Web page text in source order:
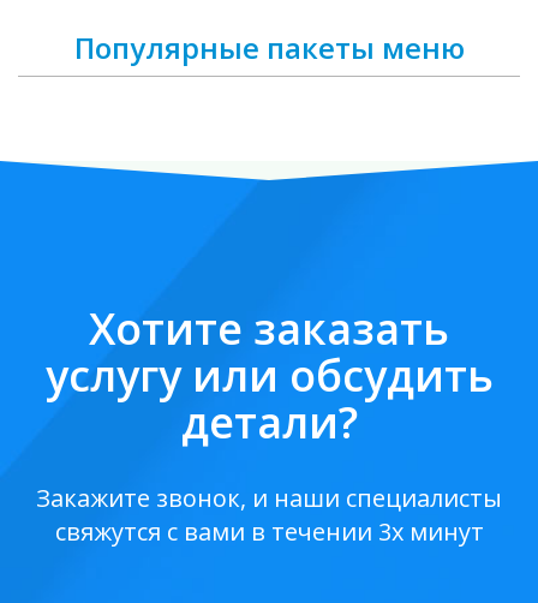
Популярные пакеты меню
Хотите заказать
услугу или обсудить
детали?
Закажите звонок, и наши специалисты
свяжутся с вами в течении 3х минут